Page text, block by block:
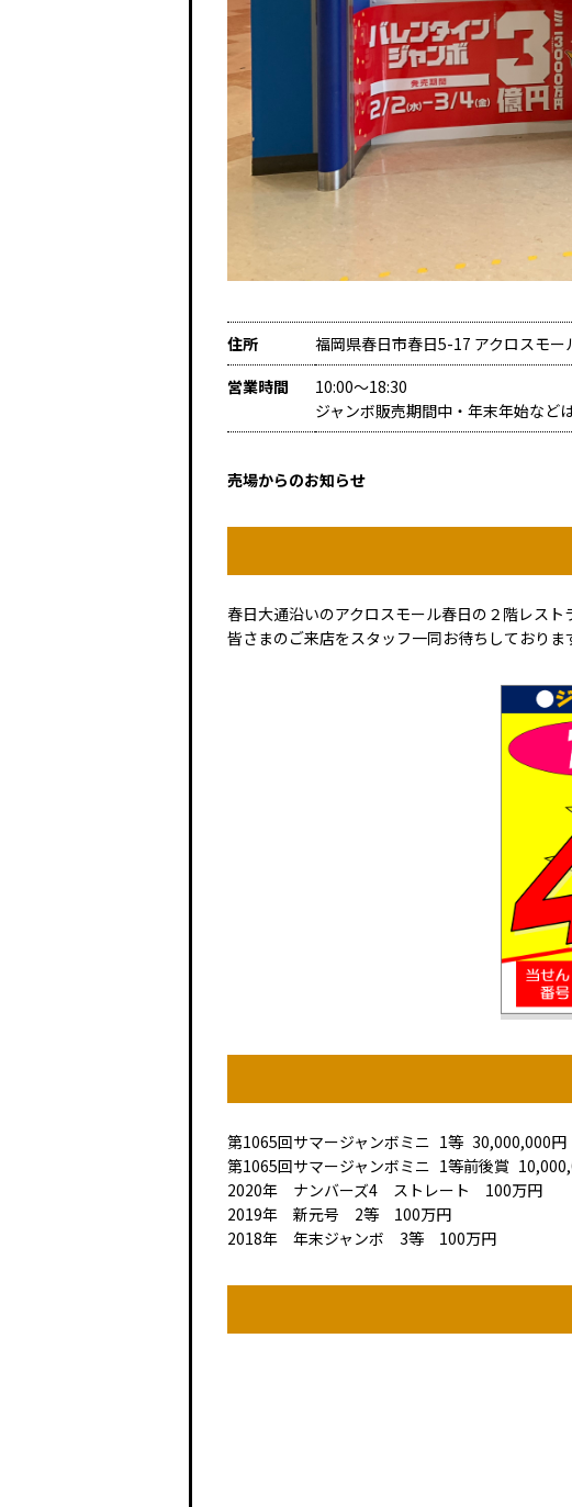
住所
福岡県春日市春日5-17 アクロスモー
営業時間
10:00～18:30
ジャンボ販売期間中・年末年始など
売場からのお知らせ
春日大通沿いのアクロスモール春日の２階レスト
皆さまのご来店をスタッフ一同お待ちしておりま
第1065回サマージャンボミニ 1等 30,000,000円
第1065回サマージャンボミニ 1等前後賞
2020年 ナンバーズ4 ストレート 100万円
2019年 新元号 2等 100万円
2018年 年末ジャンボ 3等 100万円